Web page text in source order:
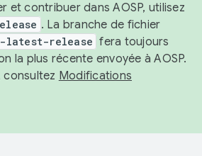
et contribuer dans AOSP, utilisez
. La branche de fichier
latest-release fera toujours
la plus récente envoyée à AOSP.
consultez Modifications